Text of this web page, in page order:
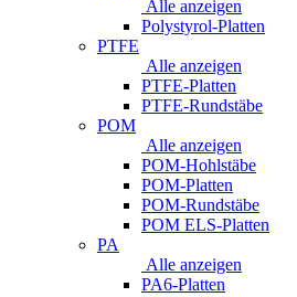
Alle anzeigen
Polystyrol-Platten
PTFE
Alle anzeigen
PTFE-Platten
PTFE-Rundstäbe
POM
Alle anzeigen
POM-Hohlstäbe
POM-Platten
POM-Rundstäbe
POM ELS-Platten
PA
Alle anzeigen
PA6-Platten